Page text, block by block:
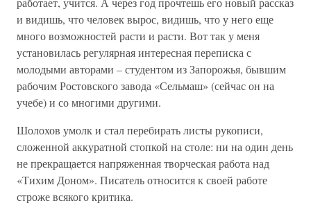
и видишь, что человек вырос, видишь, что у него еще
много возможностей расти и расти. Вот так у меня
установилась регулярная интересная переписка с
молодыми авторами – студентом из Запорожья, бывшим
рабочим Ростовского завода «Сельмаш» (сейчас он на
учебе) и со многими другими.
Шолохов умолк и стал перебирать листы рукописи,
сложенной аккуратной стопкой на столе: ни на один день
не прекращается напряженная творческая работа над
«Тихим Доном». Писатель относится к своей работе
строже всякого критика.